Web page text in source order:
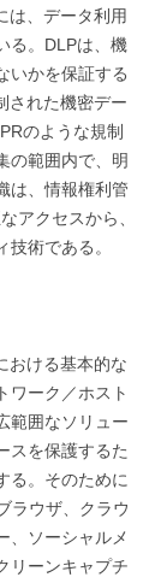
は、データ利用
る。DLPは、機
いかを保証する
された機密デー
のような規制
の範囲内で、明
は、情報権利管
アクセスから、
術である。
おける基本的な
ワーク／ホスト
範囲なソリュー
スを保護するた
る。そのために
ラウザ、クラウ
、ソーシャルメ
リーンキャプチ